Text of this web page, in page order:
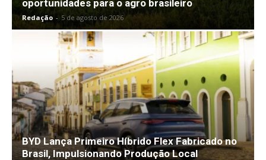
oportunidades para o agro brasileiro
Redação - 5 de agosto de 2026
BYD Lança Primeiro Híbrido Flex Fabricado no
Brasil, Impulsionando Produção Local